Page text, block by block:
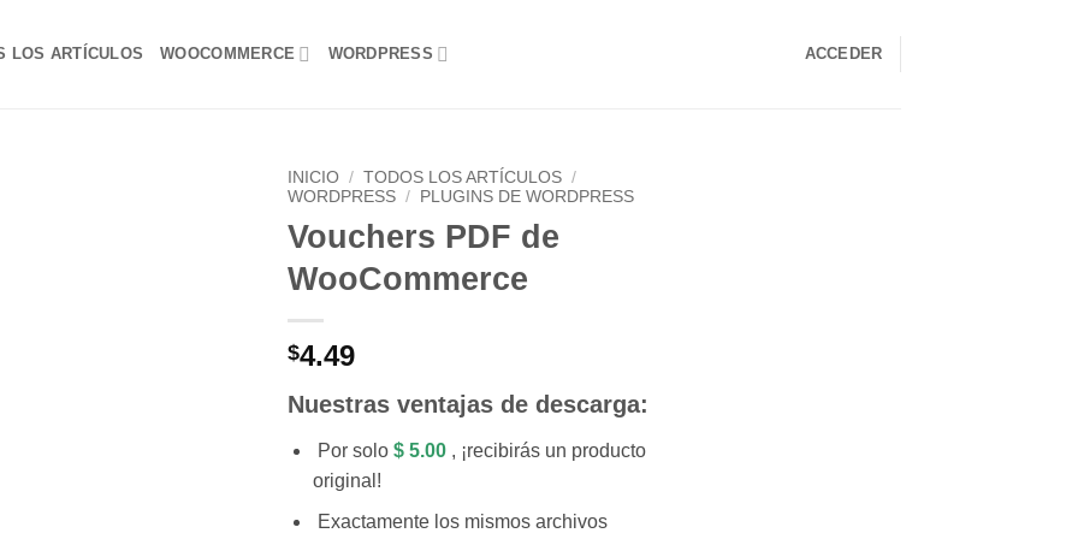
LOS ARTÍCULOS WOOCOMMERCE WORDPRESS ACCEDER
INICIO / TODOS LOS ARTÍCULOS /
WORDPRESS / PLUGINS DE WORDPRESS
Vouchers PDF de
WooCommerce
$4.49
Nuestras ventajas de descarga:
Por solo $ 5.00, ¡recibirás un producto
original!
Exactamente los mismos archivos